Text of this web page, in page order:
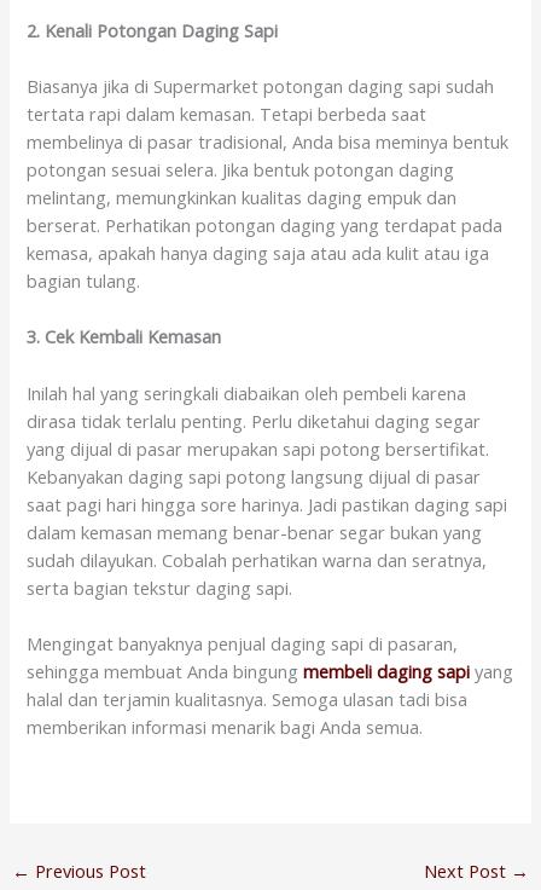
2. Kenali Potongan Daging Sapi
Biasanya jika di Supermarket potongan daging sapi sudah
tertata rapi dalam kemasan. Tetapi berbeda saat
membelinya di pasar tradisional, Anda bisa meminya bentuk
potongan sesuai selera. Jika bentuk potongan daging
melintang, memungkinkan kualitas daging empuk dan
berserat. Perhatikan potongan daging yang terdapat pada
kemasa, apakah hanya daging saja atau ada kulit atau iga
bagian tulang.
3. Cek Kembali Kemasan
Inilah hal yang seringkali diabaikan oleh pembeli karena
dirasa tidak terlalu penting. Perlu diketahui daging segar
yang dijual di pasar merupakan sapi potong bersertifikat.
Kebanyakan daging sapi potong langsung dijual di pasar
saat pagi hari hingga sore harinya. Jadi pastikan daging sapi
dalam kemasan memang benar-benar segar bukan yang
sudah dilayukan. Cobalah perhatikan warna dan seratnya,
serta bagian tekstur daging sapi.
Mengingat banyaknya penjual daging sapi di pasaran,
sehingga membuat Anda bingungmembeli daging sapi yang
halal dan terjamin kualitasnya. Semoga ulasan tadi bisa
memberikan informasi menarik bagi Anda semua.
← Previous Post Next Post →